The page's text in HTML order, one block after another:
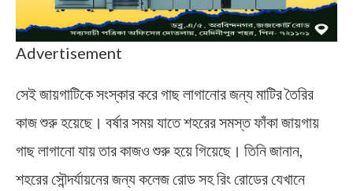
Advertisement
সেই জায়গাটিকে সংস্কার করে গাছ লাগানোর জন্য মাটির তৈরির
কাজ শুরু হয়েছে। বর্ষার সময় যাতে শহরের সমস্ত ফাঁকা জায়গায়
গাছ লাগানো যায় তার কাজও শুরু হয়ে গিয়েছে। তিনি জানান,
শহরের সৌন্দর্যায়নের জন্য কলেজ রোড সহ রিং রোডের যেখানে